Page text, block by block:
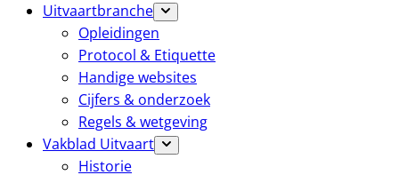
Uitvaartbranche
Opleidingen
Protocol & Etiquette
Handige websites
Cijfers & onderzoek
Regels & wetgeving
Vakblad Uitvaart
Historie